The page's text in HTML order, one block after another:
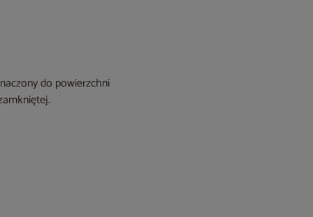
do powierzchni